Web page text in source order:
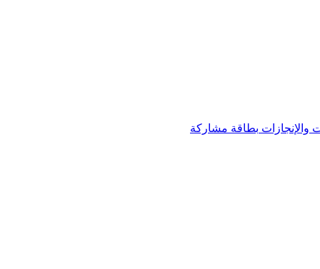
والإنجازات بطاقة مشاركة